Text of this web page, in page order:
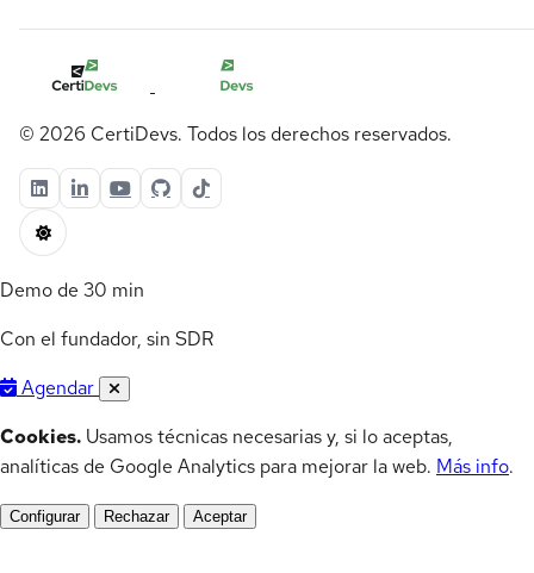
© 2026 CertiDevs. Todos los derechos reservados.
Demo de 30 min
Con el fundador, sin SDR
Agendar
Cookies. Usamos técnicas necesarias y, si lo aceptas,
analíticas de Google Analytics para mejorar la web. Más info.
Configurar Rechazar Aceptar